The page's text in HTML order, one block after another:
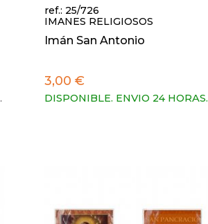
.
ref.: 25/726
IMANES RELIGIOSOS
Imán San Antonio
3,00 €
DISPONIBLE. ENVIO 24 HORAS.